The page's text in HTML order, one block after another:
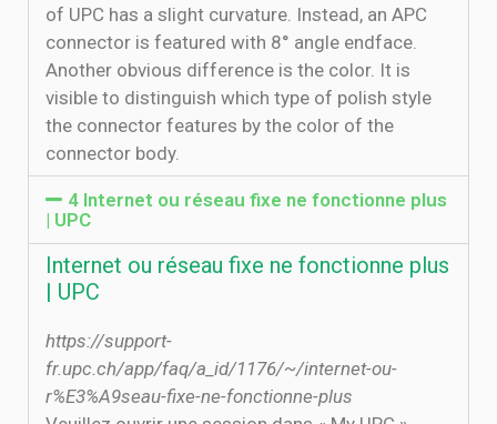
of UPC has a slight curvature. Instead, an APC
connector is featured with 8° angle endface.
Another obvious difference is the color. It is
visible to distinguish which type of polish style
the connector features by the color of the
connector body.
4 Internet ou réseau fixe ne fonctionne plus
| UPC
Internet ou réseau fixe ne fonctionne plus
| UPC
https://support-
fr.upc.ch/app/faq/a_id/1176/~/internet-ou-
r%E3%A9seau-fixe-ne-fonctionne-plus